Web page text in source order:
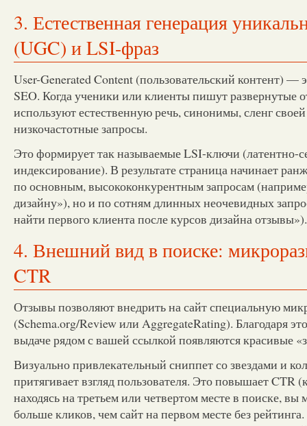
3. Естественная генерация
(UGC) и LSI-фраз
User-Generated Content (пользовательский контент) —
SEO. Когда ученики или клиенты пишут развернутые
используют естественную речь, синонимы, сленг
низкочастотные запросы.
Это формирует так называемые LSI-ключи (латентно-
индексирование). В результате страница начинает
по основным, высококонкурентным запросам
дизайну»), но и по сотням длинных неочевидных
найти первого клиента после курсов дизайна отзывы»).
4. Внешний вид в поиске:
CTR
Отзывы позволяют внедрить на сайт специальную
(Schema.org/Review или AggregateRating). Благодаря
выдаче рядом с вашей ссылкой появляются красивые
Визуально привлекательный сниппет со звездами и
притягивает взгляд пользователя. Это повышает CTR
находясь на третьем или четвертом месте в поиске, вы
больше кликов, чем сайт на первом месте без